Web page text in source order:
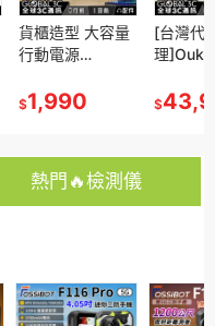
貨櫃造型 大容量
行動電源
PD20W快充 5口
輸出 自帶掛繩 平
耳機都可充
$1,990
[台灣代
理
量行動
露營 旅
$
熱門🔥檢測儀